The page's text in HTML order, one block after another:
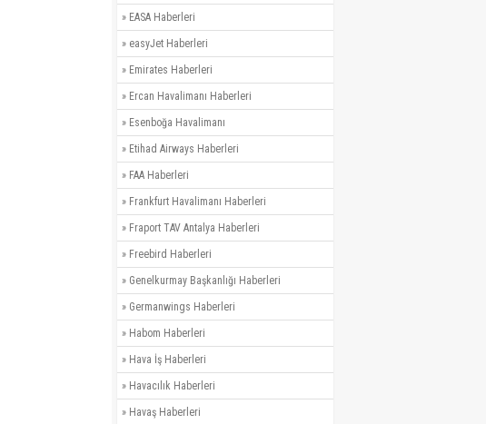
» EASA Haberleri
» easyJet Haberleri
» Emirates Haberleri
» Ercan Havalimanı Haberleri
» Esenboğa Havalimanı
» Etihad Airways Haberleri
» FAA Haberleri
» Frankfurt Havalimanı Haberleri
» Fraport TAV Antalya Haberleri
» Freebird Haberleri
» Genelkurmay Başkanlığı Haberleri
» Germanwings Haberleri
» Habom Haberleri
» Hava İş Haberleri
» Havacılık Haberleri
» Havaş Haberleri